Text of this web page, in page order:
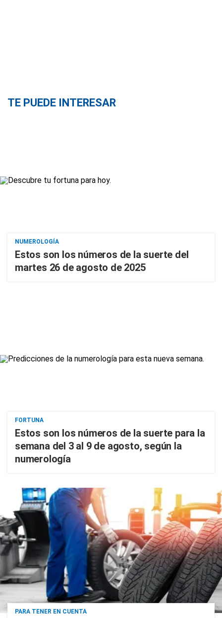
TE PUEDE INTERESAR
NUMEROLOGÍA
Estos son los números de la suerte del
martes 26 de agosto de 2025
FORTUNA
Estos son los números de la suerte para la
semana del 3 al 9 de agosto, según la
numerología
PARA TENER EN CUENTA